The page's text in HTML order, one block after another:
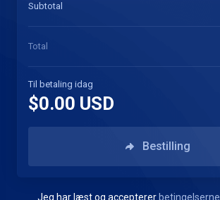
Subtotal
Total
Til betaling idag
$0.00 USD
Bestilling
Jeg har læst og accepterer betingelserne